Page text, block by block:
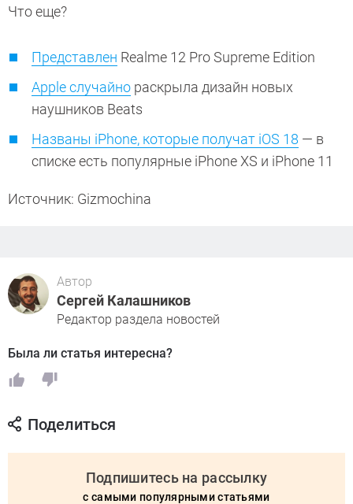
Что еще?
Представлен Realme 12 Pro Supreme Edition
Apple случайно раскрыла дизайн новых
наушников Beats
Названы iPhone, которые получат iOS 18 — в
списке есть популярные iPhone XS и iPhone 11
Источник: Gizmochina
Автор
Сергей Калашников
Редактор раздела новостей
Была ли статья интересна?
Поделиться
Подпишитесь на рассылку
с самыми популярными статьями